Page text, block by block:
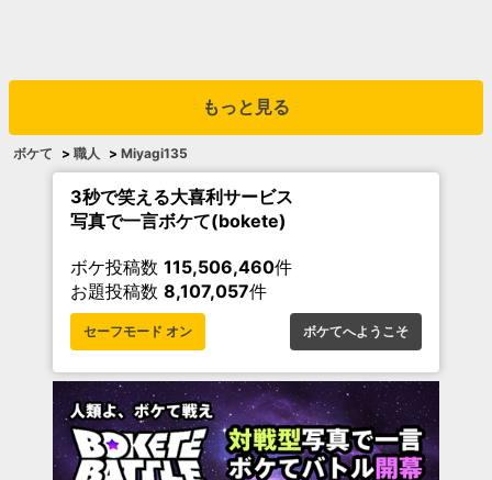
もっと見る
ボケて > 職人 > Miyagi135
3秒で笑える大喜利サービス
写真で一言ボケて(bokete)
ボケ投稿数 115,506,460件
お題投稿数 8,107,057件
セーフモード オン ボケてへようこそ